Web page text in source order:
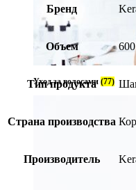
Уход за волосами (77)
Бренд
Объем
Тип продукта
Страна производства
Производитель